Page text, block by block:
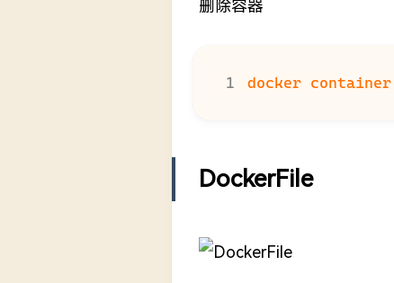
删除容器
docker container
DockerFile